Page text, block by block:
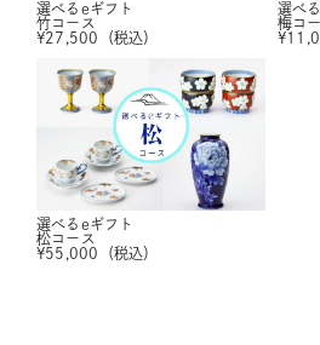
選べるeギフト
竹コース
¥27,500 （税込）
選べ
梅コ
¥
選べるeギフト
松コース
¥55,000 （税込）